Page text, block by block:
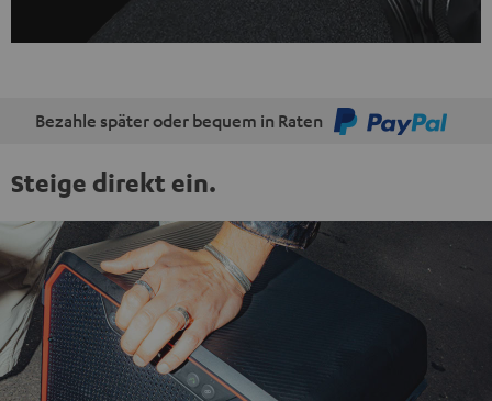
Bezahle später oder bequem in Raten
Steige direkt ein.